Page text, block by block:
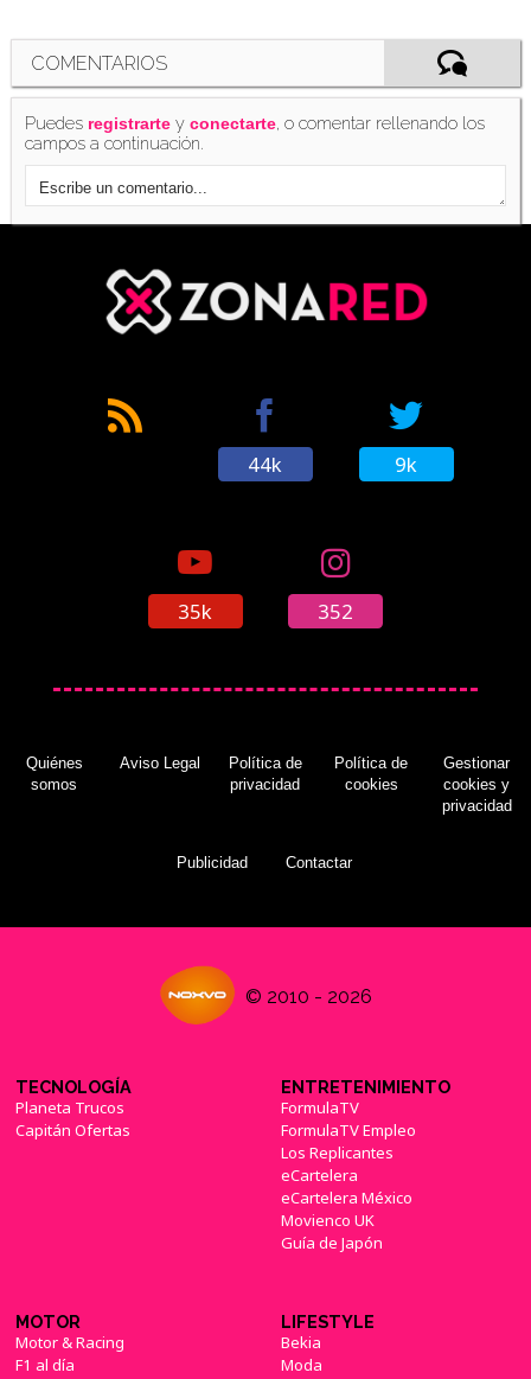
COMENTARIOS
Puedes registrarte yconectarte, o comentar rellenando los
campos a continuación.
44k 9k
35k 352
Quiénes
somos
Aviso Legal
Política de
privacidad
Política de
cookies
Gestionar
cookies y
privacidad
Publicidad Contactar
© 2010 - 2026
TECNOLOGÍA
Planeta Trucos
Capitán Ofertas
ENTRETENIMIENTO
FormulaTV
FormulaTV Empleo
Los Replicantes
eCartelera
eCartelera México
Movienco UK
Guía de Japón
MOTOR
Motor & Racing
F1 al día
LIFESTYLE
Bekia
Moda